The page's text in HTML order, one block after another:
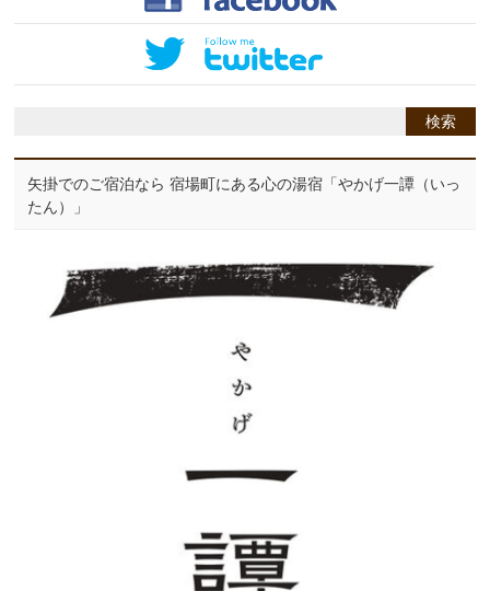
矢掛でのご宿泊なら 宿場町にある心の湯宿「やかげ一譚（いっ
たん）」